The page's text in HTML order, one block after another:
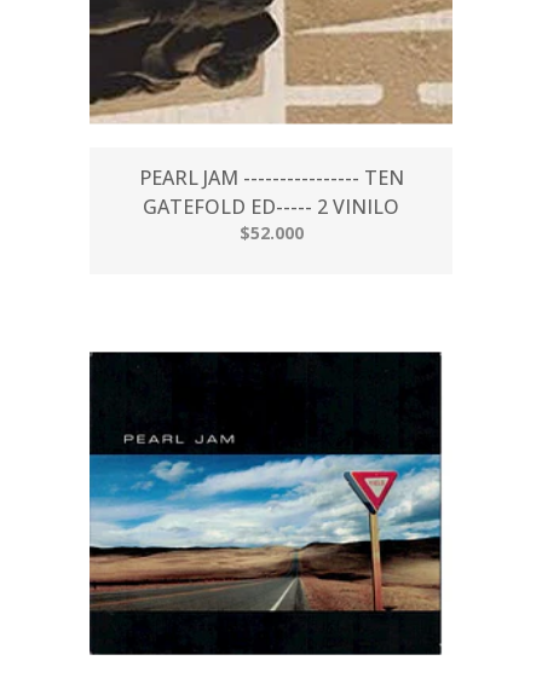
PEARL JAM ---------------- TEN
GATEFOLD ED----- 2 VINILO
$52.000